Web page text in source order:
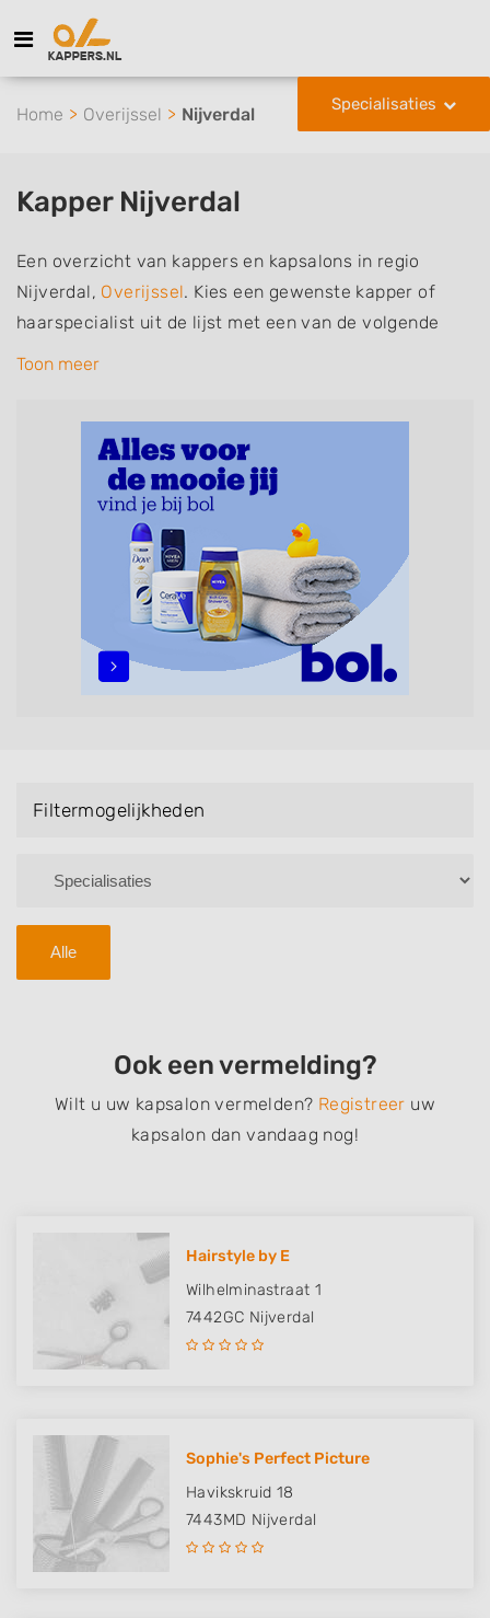
Specialisaties
Home Overijssel Nijverdal
Kapper Nijverdal
Een overzicht van kappers en kapsalons in regio
Nijverdal, Overijssel. Kies een gewenste kapper of
haarspecialist uit de lijst met een van de volgende
specialisaties of aantekeningen: mannen of
zonder afspraak terecht kunt. De vermelde kappers
kunnen uw haren wassen, knippen, föhnen en kleuren,
maar ook helpen met extensions, balyage, invlechten,
opsteken, weave, een keratinebehandeling, een
permanent, een bruidkapsel, make-up & visagie,
epileren, schoonheidsbehandelingen, het trimmen van
een baard en pruiken. U kunt de zoekresultaten
filteren met behulp van de specialisatie filter en u
Toon meer
Filtermogelijkheden
Alle
Ook een vermelding?
Wilt u uw kapsalon vermelden? Registreer uw
kapsalon dan vandaag nog!
Hairstyle by E
Wilhelminastraat 1
7442GC Nijverdal
Sophie's Perfect Picture
Havikskruid 18
7443MD Nijverdal